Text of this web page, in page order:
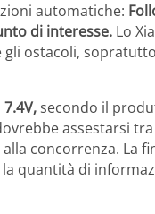
automatiche:
di interesse. Lo
ostacoli,
7.4V,secondo il
assestarsi
concorrenza. La
quantità di